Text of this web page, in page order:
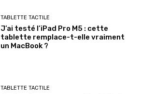
TABLETTE TACTILE
J’ai testé l’iPad Pro M5 : cette
tablette remplace-t-elle vraiment
un MacBook ?
TABLETTE TACTILE